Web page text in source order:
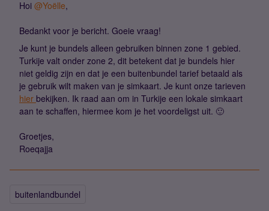
Hoi @Yoëlle,
Bedankt voor je bericht. Goeie vraag!
Je kunt je bundels alleen gebruiken binnen zone 1 gebied.
Turkije valt onder zone 2, dit betekent dat je bundels hier
niet geldig zijn en dat je een buitenbundel tarief betaald als
je gebruik wilt maken van je simkaart. Je kunt onze tarieven
hier bekijken. Ik raad aan om in Turkije een lokale simkaart
aan te schaffen, hiermee kom je het voordeligst uit. 🙂
Groetjes,
Roeqajja
buitenlandbundel